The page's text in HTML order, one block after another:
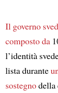
Il governo
composto da
l’identità
lista durante
sostegnodella